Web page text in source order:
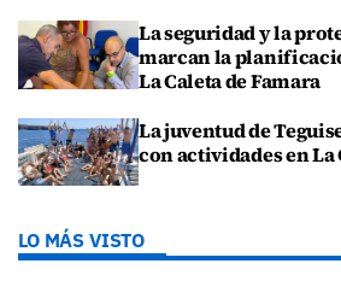
La seguridad y la
marcan la
La Caleta de Famara
La juventud de
con actividades en La
LO MÁS VISTO